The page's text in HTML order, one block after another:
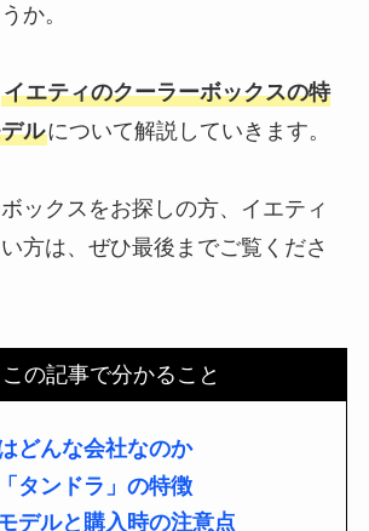
か。
イエティのクーラーボックスの特
ルについて解説していきます。
ックスをお探しの方、イエティ
方は、ぜひ最後までご覧くださ
この記事で分かること
どんな会社なのか
タンドラ」の特徴
デルと購入時の注意点